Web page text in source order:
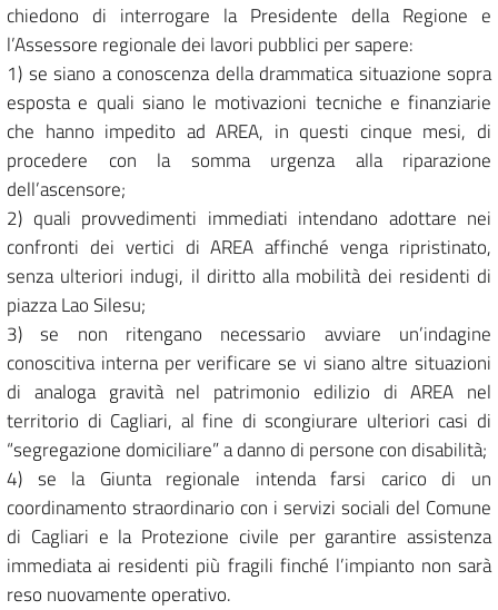
chiedono di interrogare la Presidente della Regione e
l’Assessore regionale dei lavori pubblici per sapere:
1) se siano a conoscenza della drammatica situazione sopra
esposta e quali siano le motivazioni tecniche e finanziarie
che hanno impedito ad AREA, in questi cinque mesi, di
procedere con la somma urgenza alla riparazione
dell’ascensore;
2) quali provvedimenti immediati intendano adottare nei
confronti dei vertici di AREA affinché venga ripristinato,
senza ulteriori indugi, il diritto alla mobilità dei residenti di
piazza Lao Silesu;
3) se non ritengano necessario avviare un’indagine
conoscitiva interna per verificare se vi siano altre situazioni
di analoga gravità nel patrimonio edilizio di AREA nel
territorio di Cagliari, al fine di scongiurare ulteriori casi di
“segregazione domiciliare” a danno di persone con disabilità;
4) se la Giunta regionale intenda farsi carico di un
coordinamento straordinario con i servizi sociali del Comune
di Cagliari e la Protezione civile per garantire assistenza
immediata ai residenti più fragili finché l’impianto non sarà
reso nuovamente operativo.